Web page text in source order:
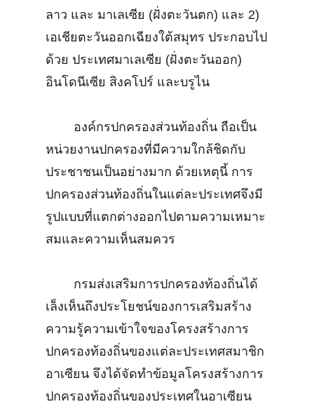
ลาว และ มาเลเซีย (ฝั่งตะวันตก) และ 2)
เอเชียตะวันออกเฉียงใต้สมุทร ประกอบไป
ด้วย ประเทศมาเลเซีย (ฝั่งตะวันออก)
อินโดนีเซีย สิงคโปร์ และบรูไน
องค์กรปกครองส่วนท้องถิ่น ถือเป็น
หน่วยงานปกครองที่มีความใกล้ชิดกับ
ประชาชนเป็นอย่างมาก ด้วยเหตุนี้ การ
ปกครองส่วนท้องถิ่นในแต่ละประเทศจึงมี
รูปแบบที่แตกต่างออกไปตามความเหมาะ
สมและความเห็นสมควร
กรมส่งเสริมการปกครองท้องถิ่นได้
เล็งเห็นถึงประโยชน์ของการเสริมสร้าง
ความรู้ความเข้าใจของโครงสร้างการ
ปกครองท้องถิ่นของแต่ละประเทศสมาชิก
อาเซียน จึงได้จัดทำข้อมูลโครงสร้างการ
ปกครองท้องถิ่นของประเทศในอาเซียน